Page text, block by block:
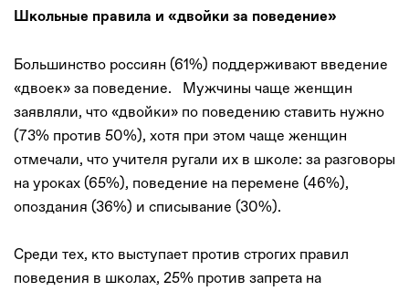
Школьные правила и «двойки за поведение»
Большинство россиян (61%) поддерживают введение
«двоек» за поведение. Мужчины чаще женщин
заявляли, что «двойки» по поведению ставить нужно
(73% против 50%), хотя при этом чаще женщин
отмечали, что учителя ругали их в школе: за разговоры
на уроках (65%), поведение на перемене (46%),
опоздания (36%) и списывание (30%).
Среди тех, кто выступает против строгих правил
поведения в школах, 25% против запрета на